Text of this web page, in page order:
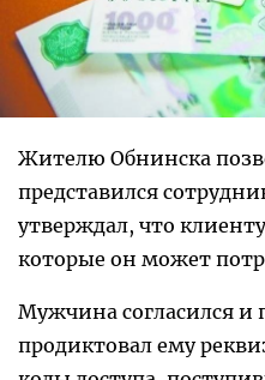
Жителю Обнинска
представился
утверждал, что
которые он может
Мужчина согласился и
продиктовал ему